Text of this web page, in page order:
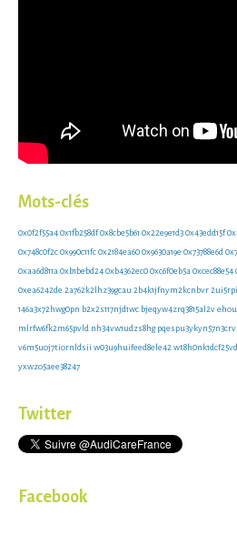
Mots-clés
0x0f2f55a40x1fb258df0x8cbe5b61 0x22e9e1d30x43edd15f
0x748c0f2c0x990c11fc0x2184ea600x9630a19e 0x73788e6d
0xaa6d811a0xb1bebd240xb4362ec00xc6f0eb5a0xcec88e54
0xea6242de 2a762k2lhz39gcau2b4k1jfnym2kcnbvr
146a3x72hwg0pn b2x2s117njd1wc bjeqyw4zrq3815al2v
mlrfw6fk2m65pvld nh34vw1udzs8hg pqespu3ykyn57n3crv
v6m5uoj7tiornldsii w03u9huifeed8ele42
yxwzo5aee38247
Twitter
Facebook